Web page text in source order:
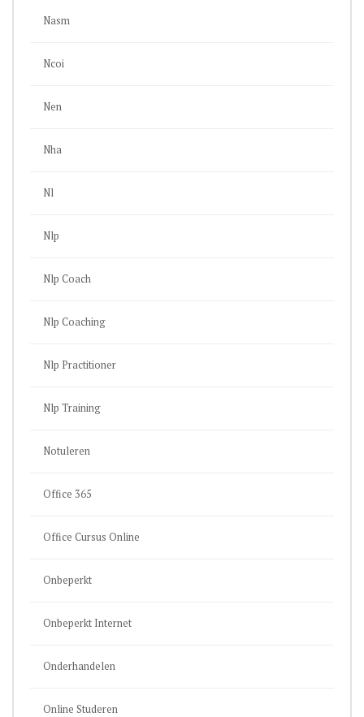
Nasm
Ncoi
Nen
Nha
Nl
Nlp
Nlp Coach
Nlp Coaching
Nlp Practitioner
Nlp Training
Notuleren
Office 365
Office Cursus Online
Onbeperkt
Onbeperkt Internet
Onderhandelen
Online Studeren